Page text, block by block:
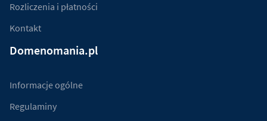
Rozliczenia i płatności
Kontakt
Domenomania.pl
Informacje ogólne
Regulaminy